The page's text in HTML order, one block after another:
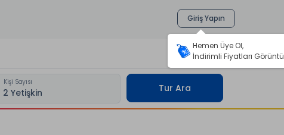
Giriş Yapın
Kişi Sayısı
Tur Ara
Hemen Üye Ol,
İndirimli Fiyatları